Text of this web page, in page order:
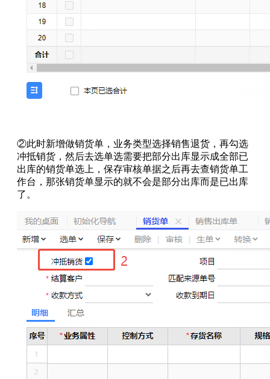
②此时新增做销货单，业务类型选择销售退货，再勾选
冲抵销货，然后去选单选需要把部分出库显示成全部已
出库的销货单选上，保存审核单据之后再去查销货单工
作台，那张销货单显示的就不会是部分出库而是已出库
了。